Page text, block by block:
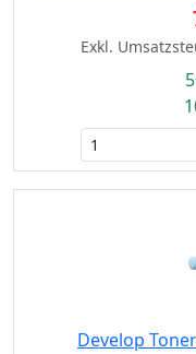
Exkl.
Develop